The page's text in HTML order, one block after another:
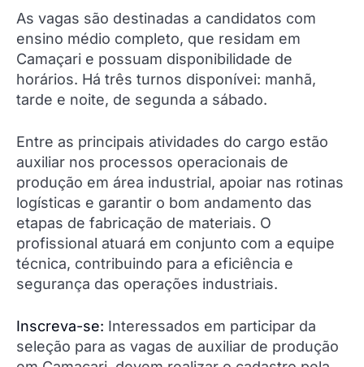
As vagas são destinadas a candidatos com
ensino médio completo, que residam em
Camaçari e possuam disponibilidade de
horários. Há três turnos disponívei: manhã,
tarde e noite, de segunda a sábado.
Entre as principais atividades do cargo estão
auxiliar nos processos operacionais de
produção em área industrial, apoiar nas rotinas
logísticas e garantir o bom andamento das
etapas de fabricação de materiais. O
profissional atuará em conjunto com a equipe
técnica, contribuindo para a eficiência e
segurança das operações industriais.
Inscreva-se: Interessados em participar da
seleção para as vagas de auxiliar de produção